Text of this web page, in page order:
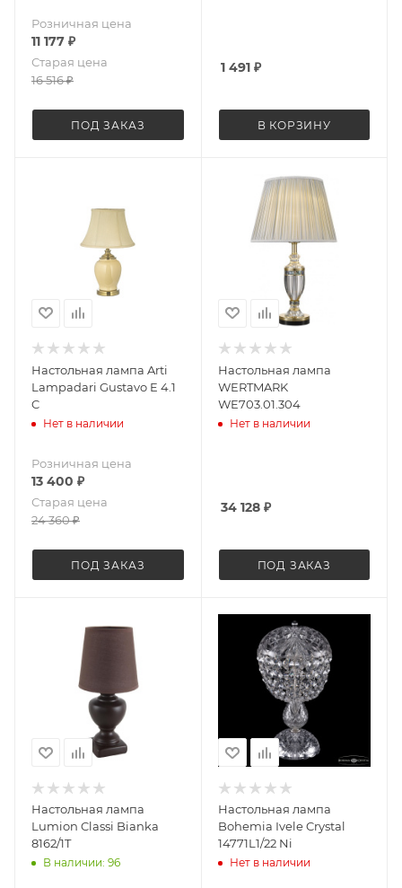
Розничная цена
11 177 ₽
Старая цена
16 516₽
ПОД ЗАКАЗ
1 491₽
В КОРЗИНУ
Настольная лампа Arti
Lampadari Gustavo E 4.1
C
Нет в наличии
Розничная цена
13 400 ₽
Старая цена
24 360₽
ПОД ЗАКАЗ
Настольная лампа
WERTMARK
WE703.01.304
Нет в наличии
34 128₽
ПОД ЗАКАЗ
Настольная лампа
Lumion Classi Bianka
8162/1T
В наличии: 96
Настольная лампа
Bohemia Ivele Crystal
14771L1/22 Ni
Нет в наличии